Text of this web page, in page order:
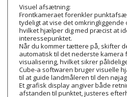
Visuel afsætning:
Frontkameraet forenkler
tydeligt at vise det omkringliggende
hvilket hjælper dig med præcist at
interessepunktet.
Når du kommer tættere på, skifter
automatisk til det nederste kamera
visualisering, hvilket sikrer
Cube-a softwaren bruger visuelle
til at guide landmåleren til den
Et grafisk display angiver både
afstanden til punktet, justeres